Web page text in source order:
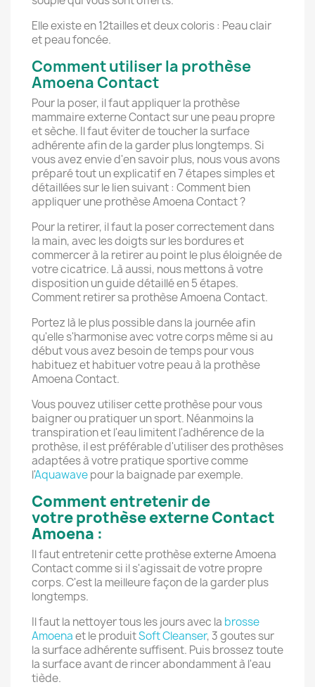
Elle existe en 12tailles et deux coloris : Peau clair
et peau foncée.
Comment utiliser la prothèse
Amoena Contact
Pour la poser, il faut appliquer la prothèse
mammaire externe Contact sur une peau propre
et sèche. Il faut éviter de toucher la surface
adhérente afin de la garder plus longtemps. Si
vous avez envie d'en savoir plus, nous vous avons
préparé tout un explicatif en 7 étapes simples et
détaillées sur le lien suivant : Comment bien
appliquer une prothèse Amoena Contact ?
Pour la retirer, il faut la poser correctement dans
la main, avec les doigts sur les bordures et
commercer à la retirer au point le plus éloignée de
votre cicatrice. Là aussi, nous mettons à votre
disposition un guide détaillé en 5 étapes.
Comment retirer sa prothèse Amoena Contact.
Portez là le plus possible dans la journée afin
qu'elle s'harmonise avec votre corps même si au
début vous avez besoin de temps pour vous
habituez et habituer votre peau à la prothèse
Amoena Contact.
Vous pouvez utiliser cette prothèse pour vous
baigner ou pratiquer un sport. Néanmoins la
transpiration et l'eau limitent l'adhérence de la
prothèse, il est préférable d'utiliser des prothèses
adaptées à votre pratique sportive comme
l'Aquawavepour la baignade par exemple.
Comment entretenir de
votre prothèse externe Contact
Amoena :
Il faut entretenir cette prothèse externe Amoena
Contact comme si il s'agissait de votre propre
corps. C'est la meilleure façon de la garder plus
longtemps.
Il faut la nettoyer tous les jours avec la brosse
Amoenaet le produitSoft Cleanser, 3 goutes sur
la surface adhérente suffisent. Puis brossez toute
la surface avant de rincer abondamment à l'eau
tiède.